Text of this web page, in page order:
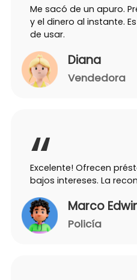
Me sacó de un apuro.
y el dinero al instante.
de usar.
Diana
Vendedora
Excelente! Ofrecen
bajos intereses. La
Marco
Policía